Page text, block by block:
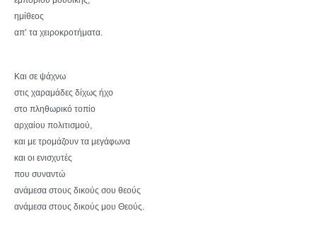
ημίθεος
απ’ τα χειροκροτήματα.
Και σε ψάχνω
στις χαραμάδες δίχως ήχο
στο πληθωρικό τοπίο
αρχαίου πολιτισμού,
και με τρομάζουν τα μεγάφωνα
και οι ενισχυτές
που συναντώ
ανάμεσα στους δικούς σου θεούς
ανάμεσα στους δικούς μου Θεούς.